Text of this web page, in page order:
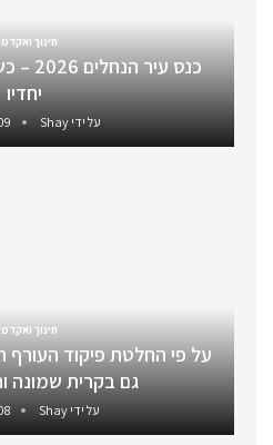
חינוך
כנס
יחדיו
על ידיShay
חינוך
על פי החלטת פיקוד העורף
גם בקרית שמונה
על ידי Shay